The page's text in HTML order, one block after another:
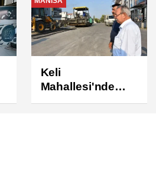
BAŞKAN ŞİMŞEK
SAHADAKİ
ÇALIŞMALARI